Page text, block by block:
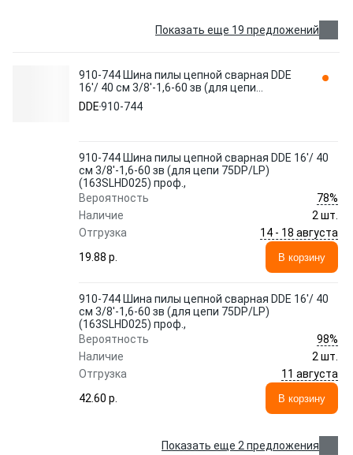
Показать еще 19 предложений
910-744 Шина пилы цепной сварная DDE
16'/ 40 см 3/8'-1,6-60 зв (для цепи
75DP/LP)(163SLHD025) проф.,
DDE910-744
910-744 Шина пилы цепной сварная DDE 16'/ 40
см 3/8'-1,6-60 зв (для цепи 75DP/LP)
(163SLHD025) проф.,
Вероятность
78%
Наличие
2 шт.
Отгрузка
14 - 18 августа
19.88 p.
В корзину
910-744 Шина пилы цепной сварная DDE 16'/ 40
см 3/8'-1,6-60 зв (для цепи 75DP/LP)
(163SLHD025) проф.,
Вероятность
98%
Наличие
2 шт.
Отгрузка
11 августа
42.60 p.
В корзину
Показать еще 2 предложения